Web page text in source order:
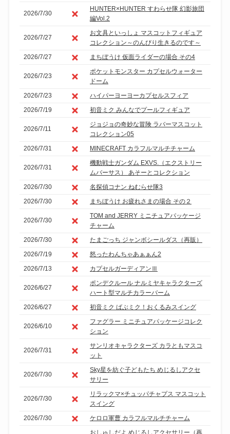
2026/7/30
HUNTER×HUNTER すわらせ隊 幻影旅団
編Vol.2
2026/7/27
お文具といっしょ マスコットフィギュア
コレクション～のんびり生きるのです～
2026/7/27
まちぼうけ 仮面ライダーの場合 その4
2026/7/23
ポケットモンスター カプセルウォーター
ドーム
2026/7/23
ハイパーヨーヨーカプセルスフィア
2026/7/19
初音ミク みんなでプールフィギュア
2026/7/11
ジョジョの奇妙な冒険 ラバーマスコット
コレクション05
2026/7/31
MINECRAFT カラフルマルチチャーム
2026/7/31
機動戦士ガンダム EXVS.（エクストリー
ムバーサス） あそーとコレクション
2026/7/30
名探偵コナン ねむらせ隊3
2026/7/30
まちぼうけ お疲れさまの場合 その２
2026/7/30
TOM and JERRY ミニチュアパッケージ
チャーム
2026/7/30
たまごっち ジャンボシールダス（再販）
2026/7/19
怒ったわんちゃあぁぁん2
2026/7/13
カプセルガーディアンⅢ
2026/6/27
ポンデクルール ナルミヤキャラクターズ
ハート型マルチカラーバーム
2026/6/27
初音ミク ばぶミク！おくるみスイング
2026/6/10
ファグラー ミニチュアパッケージコレク
ション
2026/7/31
サンリオキャラクターズ カラともマスコ
ット
2026/7/30
Sky星を紡ぐ子どもたち めじるしアクセ
サリー
2026/7/30
リラックマ×チュッパチャプス マスコット
スイング
2026/7/30
ケロロ軍曹 カラフルマルチチャーム
おしゅしだよ めじるしアクセサリー（再